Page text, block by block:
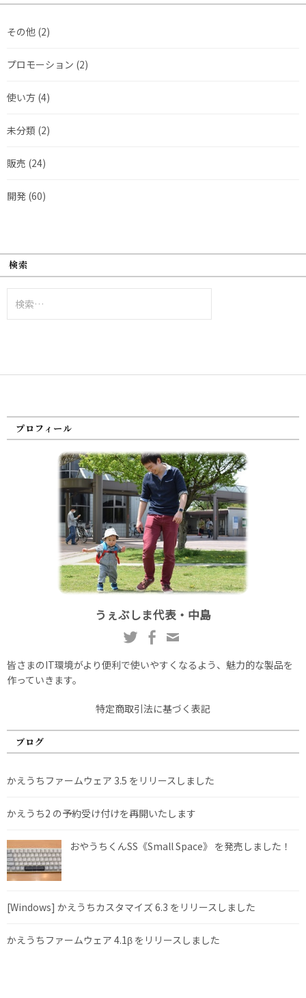
その他 (2)
プロモーション (2)
使い方 (4)
未分類 (2)
販売 (24)
開発 (60)
検索
索:
プロフィール
うぇぶしま代表・中島
皆さまのIT環境がより便利で使いやすくなるよう、魅力的な製品を
作っていきます。
特定商取引法に基づく表記
ブログ
かえうちファームウェア 3.5 をリリースしました
かえうち2 の予約受け付けを再開いたします
おやうちくんSS《Small Space》 を発売しました！
[Windows] かえうちカスタマイズ 6.3 をリリースしました
かえうちファームウェア 4.1β をリリースしました